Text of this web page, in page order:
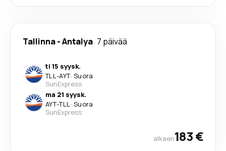
Tallinna-Antalya 7 päivää
ti 15 syysk.
TLL-AYT· Suora
SunExpress
ma 21 syysk.
AYT-TLL· Suora
SunExpress
alkaen183 €